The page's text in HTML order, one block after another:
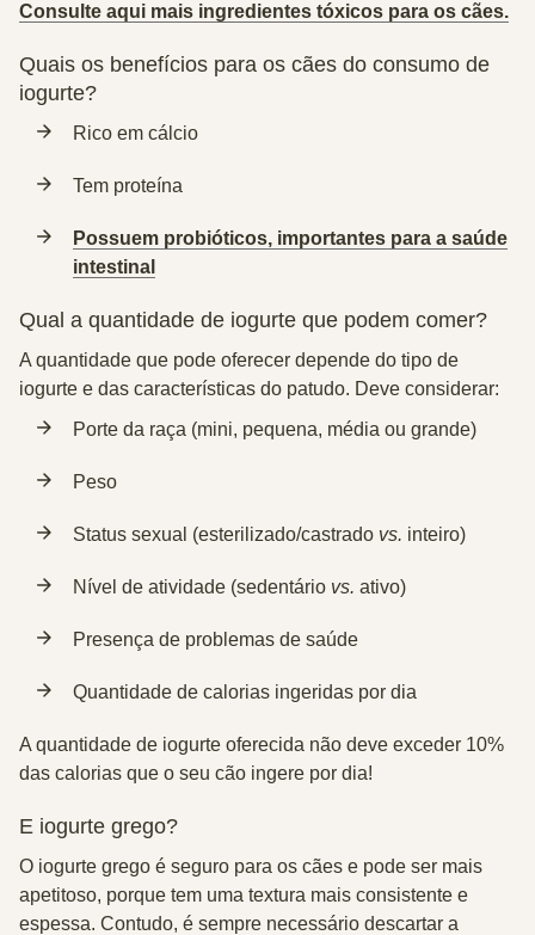
Consulte aqui mais ingredientes tóxicos para os cães.
Quais os benefícios para os cães do consumo de
iogurte?
Rico em cálcio
Tem proteína
Possuem probióticos, importantes para a saúde
intestinal
Qual a quantidade de iogurte que podem comer?
A quantidade que pode oferecer depende do tipo de
iogurte e das características do patudo. Deve considerar:
Porte da raça (mini, pequena, média ou grande)
Peso
Status sexual (esterilizado/castrado vs. inteiro)
Nível de atividade (sedentário vs. ativo)
Presença de problemas de saúde
Quantidade de calorias ingeridas por dia
A quantidade de iogurte oferecida não deve exceder 10%
das calorias que o seu cão ingere por dia!
E iogurte grego?
O iogurte grego é seguro para os cães e pode ser mais
apetitoso, porque tem uma textura mais consistente e
espessa. Contudo, é sempre necessário descartar a